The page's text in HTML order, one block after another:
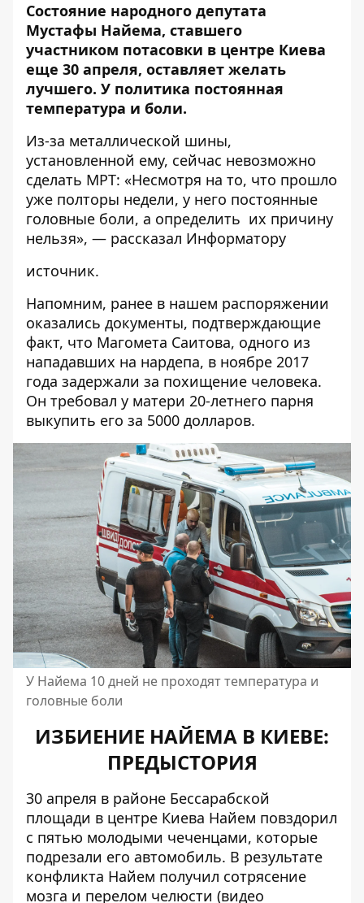
Состояние народного депутата
Мустафы Найема, ставшего
участником потасовки в центре Киева
еще 30 апреля, оставляет желать
лучшего. У политика постоянная
температура и боли.
Из-за металлической шины,
установленной ему, сейчас невозможно
сделать МРТ: «Несмотря на то, что прошло
уже полторы недели, у него постоянные
головные боли, а определить их причину
нельзя», — рассказал Информатору
источник.
Напомним, ранее в нашем распоряжении
оказались документы, подтверждающие
факт, что Магомета Саитова, одного из
нападавших на нардепа, в ноябре 2017
года задержали за похищение человека.
Он требовал у матери 20-летнего парня
выкупить его за 5000 долларов.
У Найема 10 дней не проходят температура и
головные боли
ИЗБИЕНИЕ НАЙЕМА В КИЕВЕ:
ПРЕДЫСТОРИЯ
30 апреля в районе Бессарабской
площади в центре Киева Найем повздорил
с пятью молодыми чеченцами, которые
подрезали его автомобиль. В результате
конфликта Найем получил сотрясение
мозга и перелом челюсти (видео